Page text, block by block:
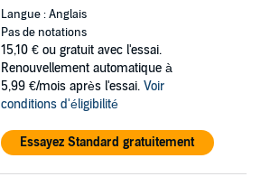
Langue : Anglais
Pas de notations
15,10 € ou gratuit avec l'essai.
Renouvellement automatique à
5,99 €/mois après l'essai. Voir
conditions d'éligibilité
Essayez Standard gratuitement